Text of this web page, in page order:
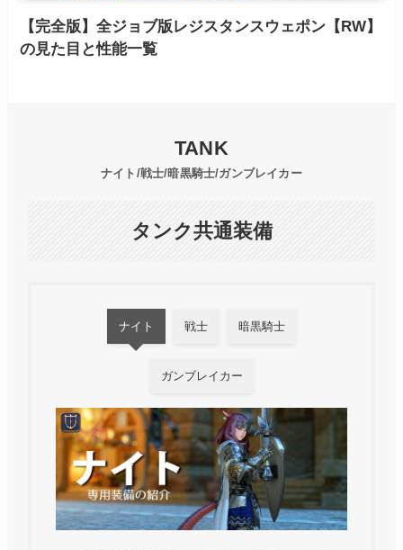
【完全版】全ジョブ版レジスタンスウェポン【RW】
の見た目と性能一覧
TANK
ナイト/戦士/暗黒騎士/ガンブレイカー
タンク共通装備
ナイト 戦士 暗黒騎士
ガンブレイカー